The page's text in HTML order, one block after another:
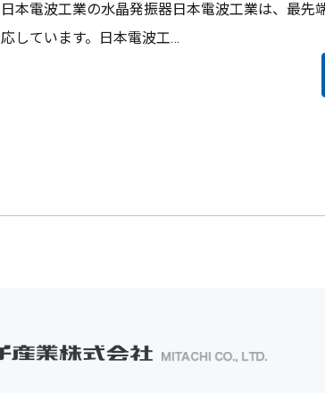
日本電波工業の水晶発振器日本電波工業は、最
応しています。日本電波工…